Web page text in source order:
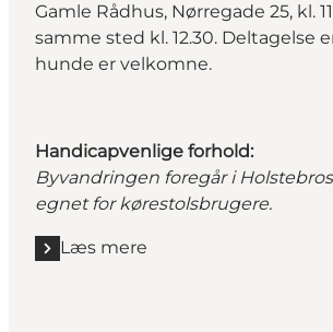
Gamle Rådhus, Nørregade 25, kl.
samme sted kl. 12.30. Deltagelse
hunde er velkomne.
Handicapvenlige forhold:
Byvandringen foregår i
egnet for kørestolsbrugere.
Læs mere
Læs mere "Gratis byvandring